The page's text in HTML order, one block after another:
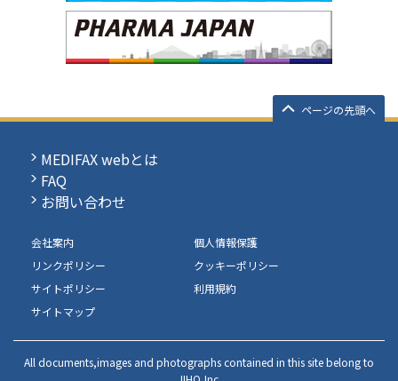
ページの先頭へ
MEDIFAX webとは
FAQ
お問い合わせ
会社案内
個人情報保護
リンクポリシー
クッキーポリシー
サイトポリシー
利用規約
サイトマップ
All documents,images and photographs contained in this site belong to